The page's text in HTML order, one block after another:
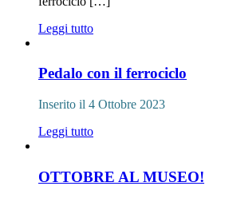
Leggi tutto
Pedalo con il ferrociclo
Inserito il 4 Ottobre 2023
Leggi tutto
OTTOBRE AL MUSEO!